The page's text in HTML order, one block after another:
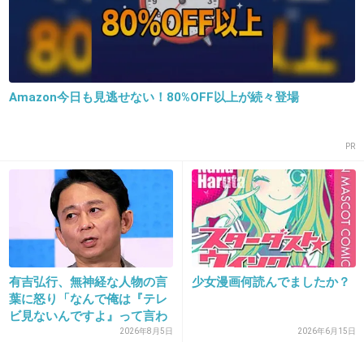
復帰以降ものすごく着々と仕事してるのがすご
い違和感あります
-2
あら？勘違いしてらっしゃる？？
+90 -0
22. 匿名 2013/05/10(金) 19:22:30
いい記事書いて欲しければ品行方正に生きれば
いい。
Amazon今日も見逃せない！80%OFF以上が続々登場
PR
有吉弘行、無神経な人物の言
葉に怒り「なんで俺は『テレ
ビ見ないんですよ』って言わ
2026年8月5日
少女漫画何読んでましたか？
2026年6月15日